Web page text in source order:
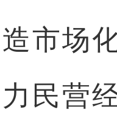
造市场
力民营